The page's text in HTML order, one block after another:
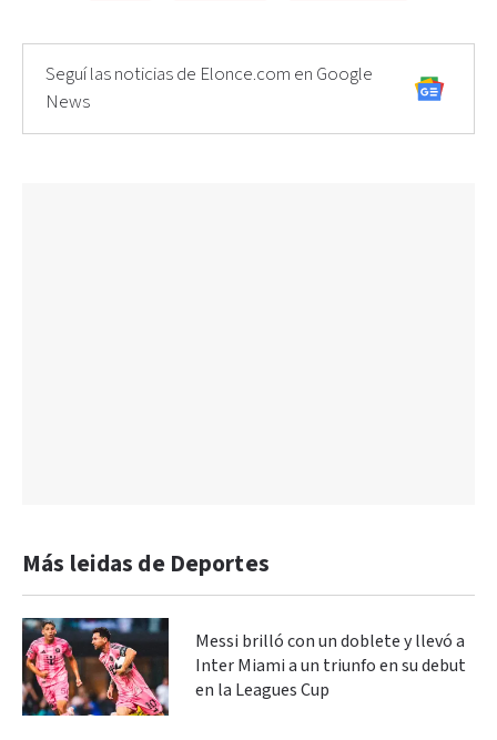
Seguí las noticias de Elonce.com en Google
News
Más leidas de Deportes
Messi brilló con un doblete y llevó a
Inter Miami a un triunfo en su debut
en la Leagues Cup